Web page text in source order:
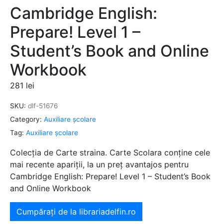
Cambridge English:
Prepare! Level 1 –
Student’s Book and Online
Workbook
281 lei
SKU: dlf-51676
Category: Auxiliare şcolare
Tag: Auxiliare şcolare
Colecția de Carte straina. Carte Scolara conține cele
mai recente apariții, la un preț avantajos pentru
Cambridge English: Prepare! Level 1 – Student’s Book
and Online Workbook
Cumpărați de la librariadelfin.ro